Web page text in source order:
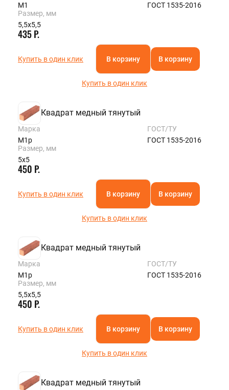
М1
ГОСТ 1535-2016
Размер, мм
5,5х5,5
435 Р.
Купить в один клик В корзину В корзину
Купить в один клик
Квадрат медный тянутый
Марка
М1р
ГОСТ/ТУ
ГОСТ 1535-2016
Размер, мм
5х5
450 Р.
Купить в один клик В корзину В корзину
Купить в один клик
Квадрат медный тянутый
Марка
М1р
ГОСТ/ТУ
ГОСТ 1535-2016
Размер, мм
5,5х5,5
450 Р.
Купить в один клик В корзину В корзину
Купить в один клик
Квадрат медный тянутый